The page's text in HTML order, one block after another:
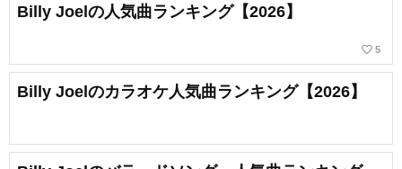
Billy Joelの人気曲ランキング【2026】
favorite_border 5
Billy Joelのカラオケ人気曲ランキング【2026】